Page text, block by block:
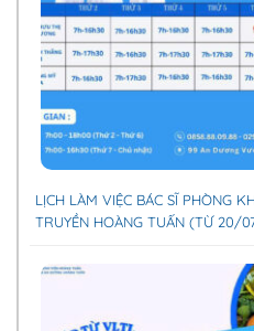
LỊCH LÀM VIỆC BÁC SĨ PHÒNG
TRUYỀN HOÀNG TUẤN (TỪ